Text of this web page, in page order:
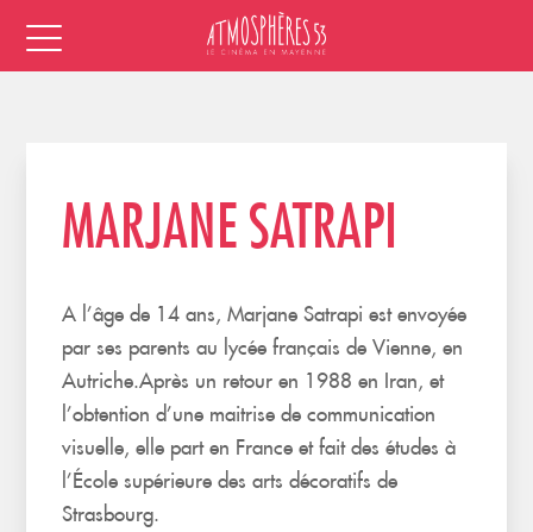
MARJANE SATRAPI
A l’âge de 14 ans, Marjane Satrapi est envoyée
par ses parents au lycée français de Vienne, en
Autriche.Après un retour en 1988 en Iran, et
l’obtention d’une maitrise de communication
visuelle, elle part en France et fait des études à
l’École supérieure des arts décoratifs de
Strasbourg.